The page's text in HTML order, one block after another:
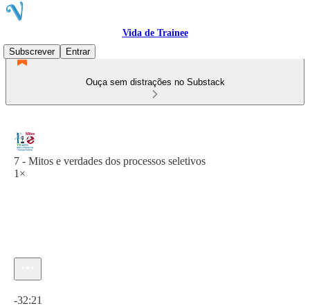
Vida de Trainee
Subscrever
Entrar
Ouça sem distrações no Substack
7 - Mitos e verdades dos processos seletivos
1×
-32:21